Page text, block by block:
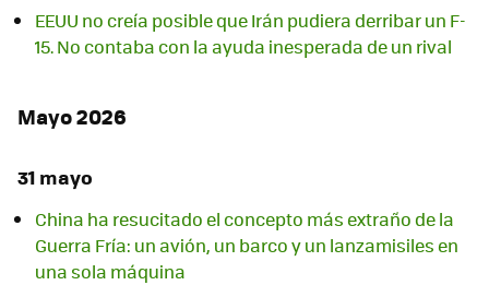
EEUU no creía posible que Irán pudiera derribar un F-
15. No contaba con la ayuda inesperada de un rival
Mayo 2026
31 mayo
China ha resucitado el concepto más extraño de la
Guerra Fría: un avión, un barco y un lanzamisiles en
una sola máquina